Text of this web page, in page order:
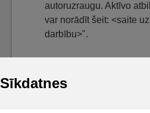
Sīkdatnes
autoruzraugu. Aktīvo
var norādīt šeit: <saite
darbību>".